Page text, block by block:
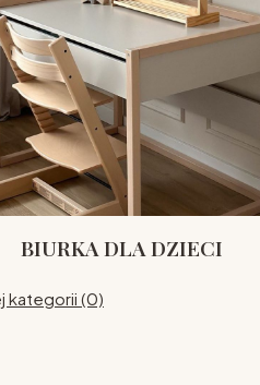
BIURKA DLA DZIECI
kategorii (0)